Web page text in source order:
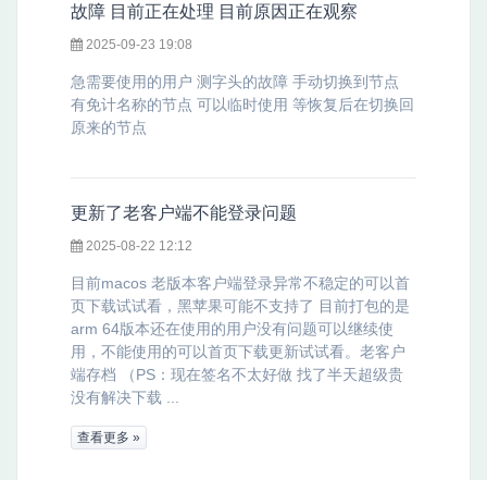
故障 目前正在处理 目前原因正在观察
2025-09-23 19:08
急需要使用的用户 测字头的故障 手动切换到节点
有免计名称的节点 可以临时使用 等恢复后在切换回
原来的节点
更新了老客户端不能登录问题
2025-08-22 12:12
目前macos 老版本客户端登录异常不稳定的可以首
页下载试试看，黑苹果可能不支持了 目前打包的是
arm 64版本还在使用的用户没有问题可以继续使
用，不能使用的可以首页下载更新试试看。老客户
端存档 （PS：现在签名不太好做 找了半天超级贵
没有解决下载 ...
查看更多 »